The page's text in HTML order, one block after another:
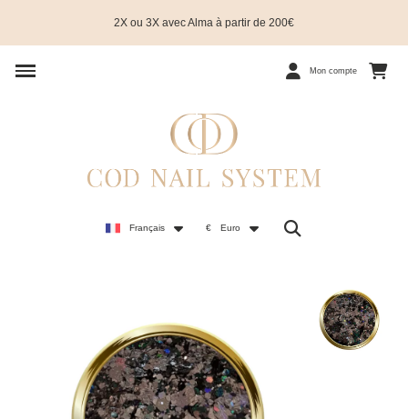
2X ou 3X avec Alma à partir de 200€
Mon compte
Français € Euro